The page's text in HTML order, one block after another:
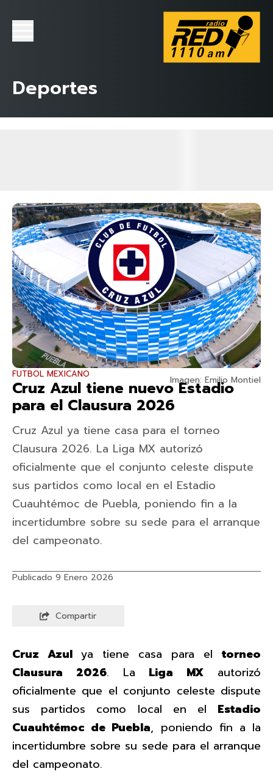
Deportes
Imagen: Emilio Montiel
FUTBOL MEXICANO
Cruz Azul tiene nuevo Estadio
para el Clausura 2026
Cruz Azul ya tiene casa para el torneo
Clausura 2026. La Liga MX autorizó
oficialmente que el conjunto celeste dispute
sus partidos como local en el Estadio
Cuauhtémoc de Puebla, poniendo fin a la
incertidumbre sobre su sede para el arranque
del campeonato.
Publicado 9 Enero 2026
Compartir
Cruz Azul ya tiene casa para el torneo
Clausura 2026. La Liga MX autorizó
oficialmente que el conjunto celeste dispute
sus partidos como local en el Estadio
Cuauhtémoc de Puebla, poniendo fin a la
incertidumbre sobre su sede para el arranque
del campeonato.